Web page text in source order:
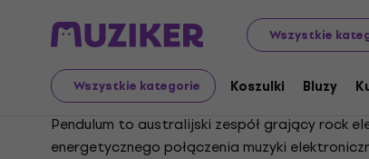
Wszystkie
Wszystkie kategorie Koszulki Bluzy
Pendulum
Pendulum to australijski zespół grający rock
energetycznego połączenia muzyki